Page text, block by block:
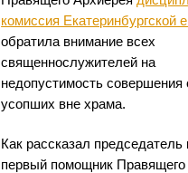
комиссия Екатеринбургской
обратила внимание всех
священнослужителей на
недопустимость совершения
усопших вне храма.
Как рассказал председатель
первый помощник Правящего